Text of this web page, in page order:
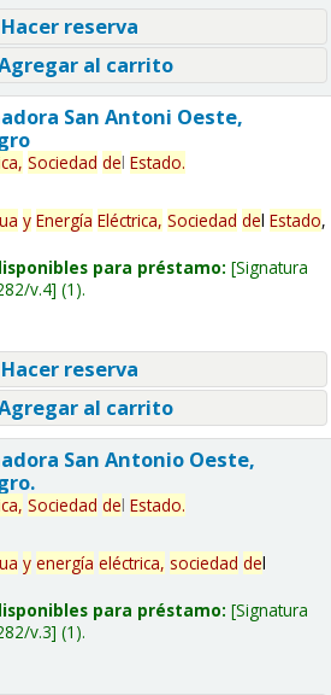
reserva
al carrito
San Antoni Oeste,
Sociedad del Estado.
y Energía Eléctrica, Sociedad del Estado,
para préstamo: Signatura
v.4 (1).
reserva
al carrito
San Antonio Oeste,
Sociedad del Estado.
y energía eléctrica, sociedad del
para préstamo: Signatura
v.3 (1).